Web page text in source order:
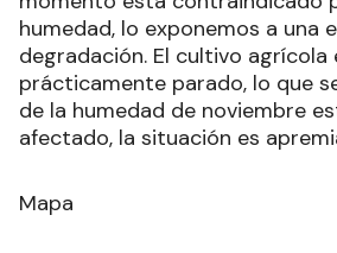
humedad, lo exponemos a una
degradación. El cultivo agrícola
prácticamente parado, lo que
de la humedad de noviembre
afectado, la situación es
Mapa